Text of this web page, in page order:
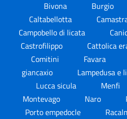
Bivona
Burgio
Caltabellotta
Campobello di licata
Castrofilippo
Cattolica
Comitini
Favara
giancaxio
Lampedusa e
Lucca sicula
Menfi
Montevago
Naro
Porto empedocle